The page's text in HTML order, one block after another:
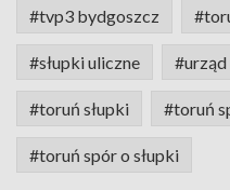
#tvp3 bydgoszcz
#słupki uliczne
#toruń słupki #toruń
#toruń spór o słupki